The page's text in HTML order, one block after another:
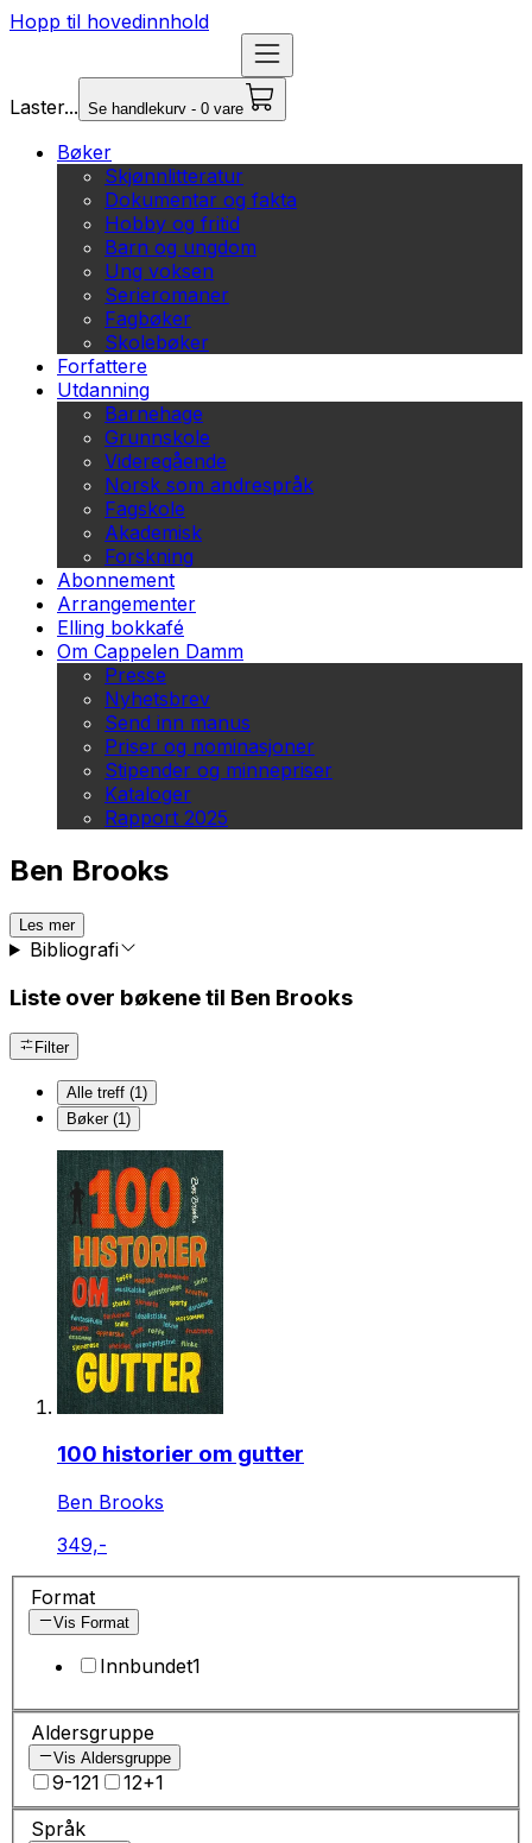
Hopp til hovedinnhold
Laster... Se handlekurv - 0 vare
Bøker
Skjønnlitteratur
Dokumentar og fakta
Hobby og fritid
Barn og ungdom
Ung voksen
Serieromaner
Fagbøker
Skolebøker
Forfattere
Utdanning
Barnehage
Grunnskole
Videregående
Norsk som andrespråk
Fagskole
Akademisk
Forskning
Abonnement
Arrangementer
Elling bokkafé
Om Cappelen Damm
Presse
Nyhetsbrev
Send inn manus
Priser og nominasjoner
Stipender og minnepriser
Kataloger
Rapport 2025
Ben Brooks
Les mer
Bibliografi
Liste over bøkene til Ben Brooks
Filter
Alle treff (1)
Bøker (1)
100 historier om gutter
Ben Brooks
349,-
Format
Vis Format
Innbundet1
Aldersgruppe
Vis Aldersgruppe
9-121 12+1
Språk